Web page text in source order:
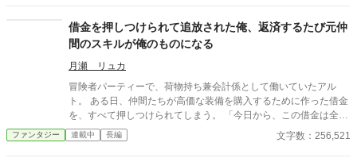
キング男性向けで1位になりました。 皆様お陰です、有り難う御
座います。
ると言われて、チームを追い出される事になった。 散々こき使わ
れたにも関わらず、退職金さえ貰えなかった。 そしてリュカは、
ギルドの依頼をこなして行き… 【烈火の羽ばたき】より早くラン
クを上げる事になるのだが…？ このリュカという少年は、チーム
で戦わせてもらえなかったけど… 魔女の祖母から魔法を習ってい
て、全属性の魔法が使え… 剣聖の祖父から剣術を習い、同時に鍛
治を学んで武具が作れ… 研究者の父親から錬金術を学び、薬学や
回復薬など自作出来て… 元料理人の母親から、全ての料理のレシ
ピを叩き込まれ… 更に、母方の祖父がトレジャーハンターでダン
借金を押しつけられて追放された俺、返済するたび元仲
間のスキルが俺のものになる
月瀬 リュカ
冒険者パーティーで、荷物持ち兼会計係として働いていたアル
ト。 ある日、仲間たちが高価な装備を購入するために作った借金
を、すべて押しつけられてしまう。 「今日から、この借金は全部
お前のものだ」 理不尽な契約とともに追放され、アルトに残され
たのは、金貨三百枚という途方もない借金だけ。 返済のため、ア
ファンタジー 連載中 長編 文字数：256,521